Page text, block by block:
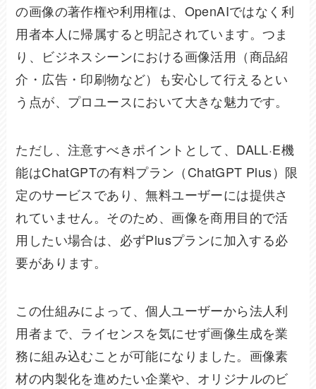
の画像の著作権や利用権は、OpenAIではなく利
用者本人に帰属すると明記されています。つま
り、ビジネスシーンにおける画像活用（商品紹
介・広告・印刷物など）も安心して行えるとい
う点が、プロユースにおいて大きな魅力です。
ただし、注意すべきポイントとして、DALL·E機
能はChatGPTの有料プラン（ChatGPT Plus）限
定のサービスであり、無料ユーザーには提供さ
れていません。そのため、画像を商用目的で活
用したい場合は、必ずPlusプランに加入する必
要があります。
この仕組みによって、個人ユーザーから法人利
用者まで、ライセンスを気にせず画像生成を業
務に組み込むことが可能になりました。画像素
材の内製化を進めたい企業や、オリジナルのビ